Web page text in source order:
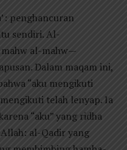
penghancuran
sendiri. Al-
mahw al-mahw—
Dalam maqam ini,
“aku mengikuti
telah lenyap. Ia
“aku” yang ridha
al-Qadir yang